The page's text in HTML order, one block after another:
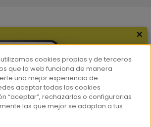
Hemeroteca
Contacto
Prensa
Lingüístico Consumer
×
cookies propias y de terceros
que la web funciona de manera
una mejor experiencia de
aceptar todas las cookies
“aceptar”, rechazarlas o configurarlas
las que mejor se adaptan a tus